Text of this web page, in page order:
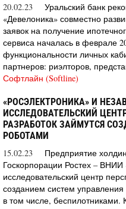
20.02.23
Уральский банк
«Девелоника» совместно
заявок на получение
сервиса началась в феврале
функциональности личных
партнеров: риэлторов,
Софтлайн (Softline)
«РОСЭЛЕКТРОНИКА» И
ИССЛЕДОВАТЕЛЬСКИЙ
РАЗРАБОТОК ЗАЙМУТСЯ
РОБОТАМИ
15.02.23
Предприятие
Госкорпорации Ростех –
исследовательский центр
созданием систем
в том числе, беспилотниками.